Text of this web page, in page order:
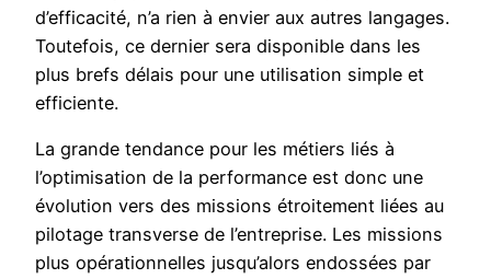
d’efficacité, n’a rien à envier aux autres langages.
Toutefois, ce dernier sera disponible dans les
plus brefs délais pour une utilisation simple et
efficiente.
La grande tendance pour les métiers liés à
l’optimisation de la performance est donc une
évolution vers des missions étroitement liées au
pilotage transverse de l’entreprise. Les missions
plus opérationnelles jusqu’alors endossées par